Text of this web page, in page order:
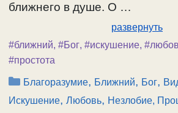
ближнего в душе. О …
развернуть
#ближний, #Бог, #искушение,
#простота
Рубрики
Благоразумие, Ближний, Бог,
Искушение, Любовь, Незлобие,